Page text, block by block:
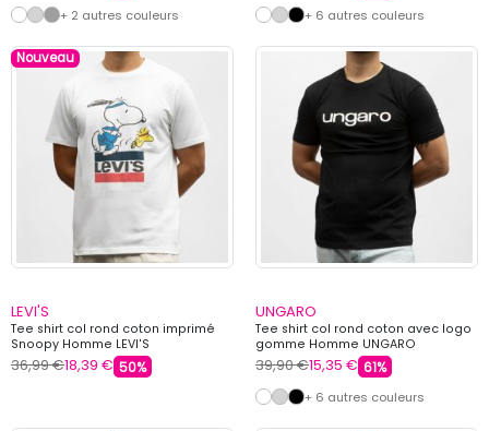
+ 2 autres couleurs
+ 6 autres couleurs
Nouveau
LEVI'S
Tee shirt col rond coton imprimé
Snoopy Homme LEVI'S
36,99 €18,39 € 50%
UNGARO
Tee shirt col rond coton avec logo
gomme Homme UNGARO
39,90 €15,35 € 61%
+ 6 autres couleurs